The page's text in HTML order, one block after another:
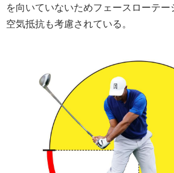
を向いていないためフェースローテ
空気抵抗も考慮されている。